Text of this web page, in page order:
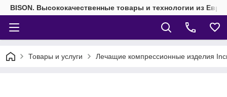
BISON. Высококачественные товары и технологии из
Товары и услуги Лечащие компрессионные изделия